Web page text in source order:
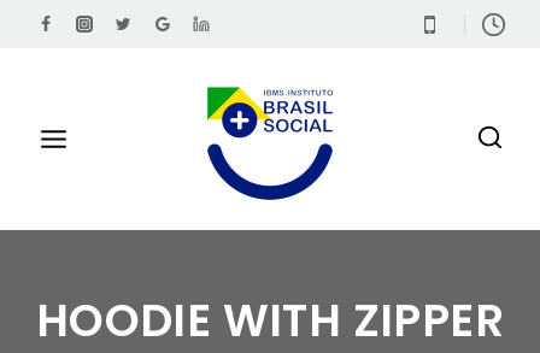
HOODIE WITH ZIPPER